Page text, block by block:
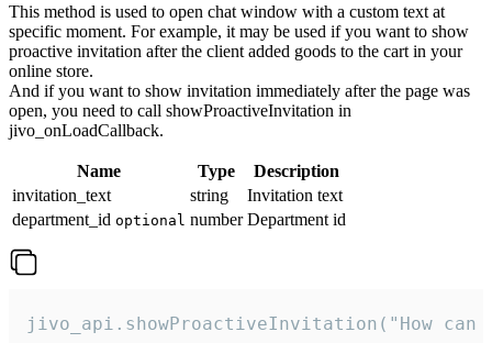
This method is used to open chat window with a custom text at
specific moment. For example, it may be used if you want to show
proactive invitation after the client added goods to the cart in your
online store.
And if you want to show invitation immediately after the page was
open, you need to call showProactiveInvitation in
jivo_onLoadCallback.
Name Type
Description
invitation_text
string
Invitation text
department_id optional number Department id
jivo_api.showProactiveInvitation("How